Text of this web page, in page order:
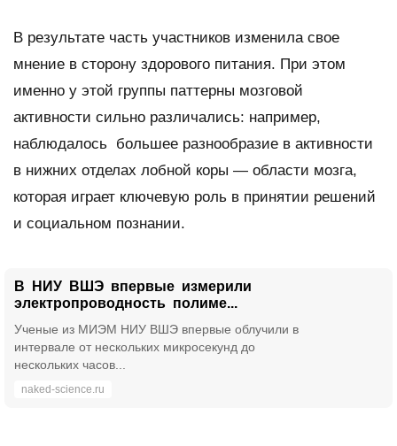
В результате часть участников изменила свое
мнение в сторону здорового питания. При этом
именно у этой группы паттерны мозговой
активности сильно различались: например,
наблюдалось большее разнообразие в активности
в нижних отделах лобной коры — области мозга,
которая играет ключевую роль в принятии решений
и социальном познании.
В НИУ ВШЭ впервые измерили
электропроводность полиме...
Ученые из МИЭМ НИУ ВШЭ впервые облучили в
интервале от нескольких микросекунд до
нескольких часов...
naked-science.ru